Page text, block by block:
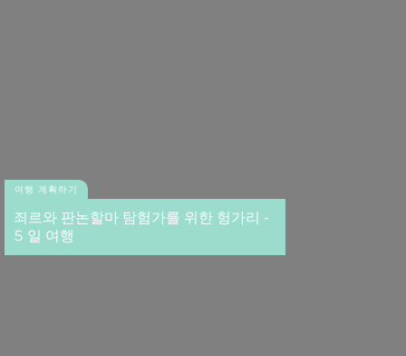
여행 계획하기
죄르와 판논할마 탐험가를 위한 헝가리 -
5 일 여행